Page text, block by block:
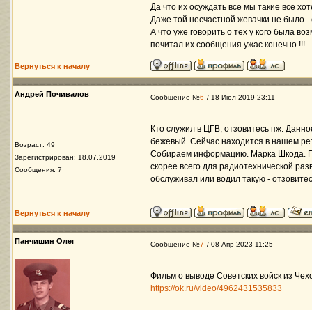
Да что их осуждать все мы такие все
Даже той несчастной жевачки не было
А что уже говорить о тех у кого была
почитал их сообщения ужас конечно !!!
Вернуться к началу
Андрей Почивалов
Возраст: 49
Зарегистрирован: 18.07.2019
Сообщения: 7
Сообщение №6 / 18 Июл 2019 23:11
Кто служил в ЦГВ, отзовитесь пж.
бежевый. Сейчас находится в нашем
Собираем информацию. Марка Шкода.
скорее всего для радиотехнической
обслуживал или водил такую -
Вернуться к началу
Панчишин Олег Сообщение №7 / 08 Апр 2023 11:25
Фильм о выводе Советских войск из
https://ok.ru/video/4962431535833